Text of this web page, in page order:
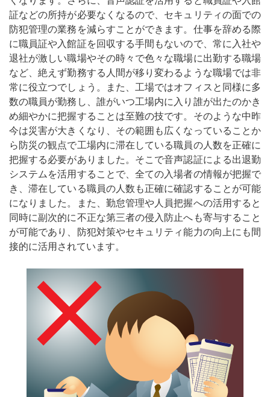
証などの所持が必要なくなるので、セキュリティの面での
防犯管理の業務を減らすことができます。仕事を辞める際
に職員証や入館証を回収する手間もないので、常に入社や
退社が激しい職場やその時々で色々な職場に出勤する職場
など、絶えず勤務する人間が移り変わるような職場では非
常に役立つでしょう。また、工場ではオフィスと同様に多
数の職員が勤務し、誰がいつ工場内に入り誰が出たのかき
め細やかに把握することは至難の技です。そのような中昨
今は災害が大きくなり、その範囲も広くなっていることか
ら防災の観点で工場内に滞在している職員の人数を正確に
把握する必要がありました。そこで音声認証による出退勤
システムを活用することで、全ての入場者の情報が把握で
き、滞在している職員の人数も正確に確認することが可能
になりました。また、勤怠管理や人員把握への活用すると
同時に副次的に不正な第三者の侵入防止へも寄与すること
が可能であり、防犯対策やセキュリティ能力の向上にも間
接的に活用されています。